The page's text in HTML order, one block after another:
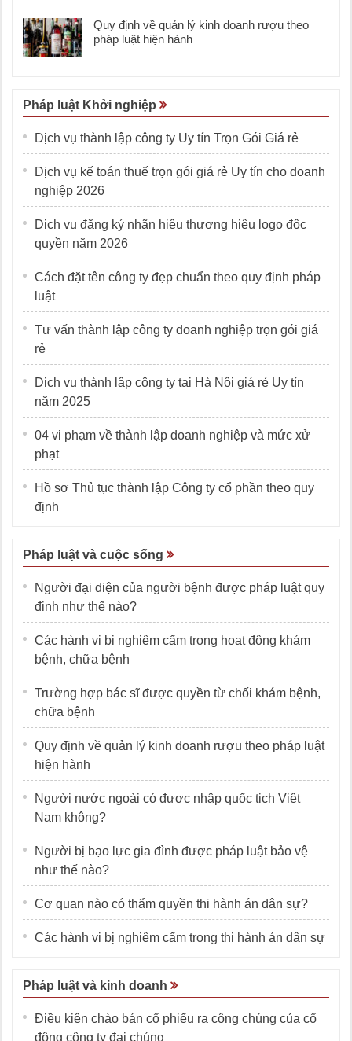
Quy định về quản lý kinh doanh rượu theo
pháp luật hiện hành
Pháp luật Khởi nghiệp
Dịch vụ thành lập công ty Uy tín Trọn Gói Giá rẻ
Dịch vụ kế toán thuế trọn gói giá rẻ Uy tín cho doanh
nghiệp 2026
Dịch vụ đăng ký nhãn hiệu thương hiệu logo độc
quyền năm 2026
Cách đặt tên công ty đẹp chuẩn theo quy định pháp
luật
Tư vấn thành lập công ty doanh nghiệp trọn gói giá
rẻ
Dịch vụ thành lập công ty tại Hà Nội giá rẻ Uy tín
năm 2025
04 vi phạm về thành lập doanh nghiệp và mức xử
phạt
Hồ sơ Thủ tục thành lập Công ty cổ phần theo quy
định
Pháp luật và cuộc sống
Người đại diện của người bệnh được pháp luật quy
định như thế nào?
Các hành vi bị nghiêm cấm trong hoạt động khám
bệnh, chữa bệnh
Trường hợp bác sĩ được quyền từ chối khám bệnh,
chữa bệnh
Quy định về quản lý kinh doanh rượu theo pháp luật
hiện hành
Người nước ngoài có được nhập quốc tịch Việt
Nam không?
Người bị bạo lực gia đình được pháp luật bảo vệ
như thế nào?
Cơ quan nào có thẩm quyền thi hành án dân sự?
Các hành vi bị nghiêm cấm trong thi hành án dân sự
Pháp luật và kinh doanh
Điều kiện chào bán cổ phiếu ra công chúng của cổ
đông công ty đại chúng